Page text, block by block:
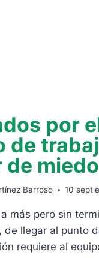
por
de
de
Barroso 10
más pero sin
de llegar al punto
requiere al